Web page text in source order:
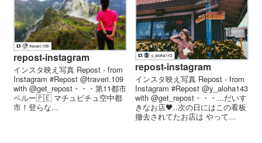
repost-instagram
インスタ映え写真 Repost - from
Instagram #Repost @traveri.109
with @get_repost・・・第11都市
ペルー🇵🇪 マチュピチュ 空中都
市！登らな...
repost-instagram
インスタ映え写真 Repost - from
Instagram #Repost @y_aloha143
with @get_repost・・・...だいす
きなお店🖤..次の日にはこの看板
撤去されてたお店は やって...